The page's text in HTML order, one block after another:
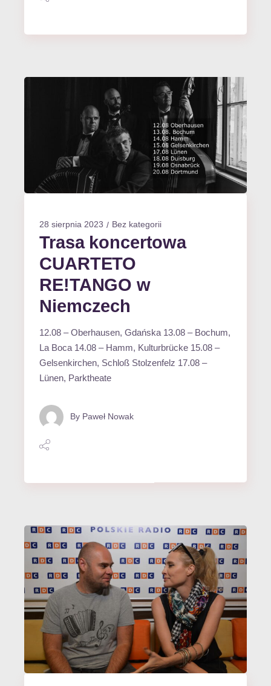
28 sierpnia 2023 Bez kategorii
Trasa koncertowa
CUARTETO
RE!TANGO w
Niemczech
12.08 – Oberhausen, Gdańska 13.08 – Bochum,
La Boca 14.08 – Hamm, Kulturbrücke 15.08 –
Gelsenkirchen, Schloß Stolzenfelz 17.08 –
Lünen, Parktheate
By Paweł Nowak